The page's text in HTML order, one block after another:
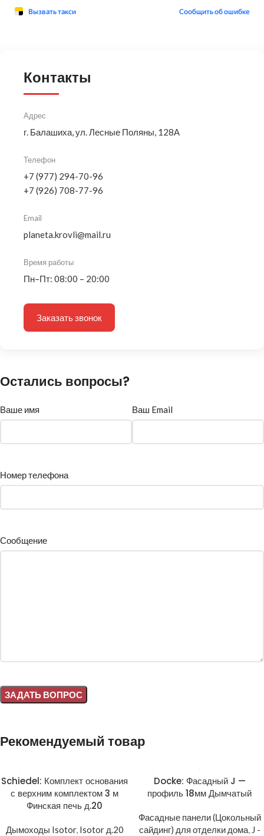
Контакты
Адрес
г. Балашиха, ул. Лесные Поляны, 128А
Телефон
+7 (977) 294-70-96
+7 (926) 708-77-96
Email
planeta.krovli@mail.ru
Время работы
Пн–Пт: 08:00 – 20:00
Заказать звонок
Остались вопросы?
Ваше имя Ваш Email
Номер телефона
Сообщение
Рекомендуемый товар
Schiedel: Комплект основания
с верхним комплектом 3 м
Финская печь д.20
Дымоходы Isotor, Isotor д.20
Docke: Фасадный J —
профиль 18мм Дымчатый
Фасадные панели (Цокольный
сайдинг) для отделки дома, J -